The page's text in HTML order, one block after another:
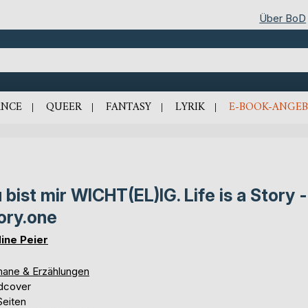
Über BoD
QUEER FANTASY LYRIK E-BOOK-
bist mir WICHT(EL)IG. Life is a Story -
Peier
& Erzählungen